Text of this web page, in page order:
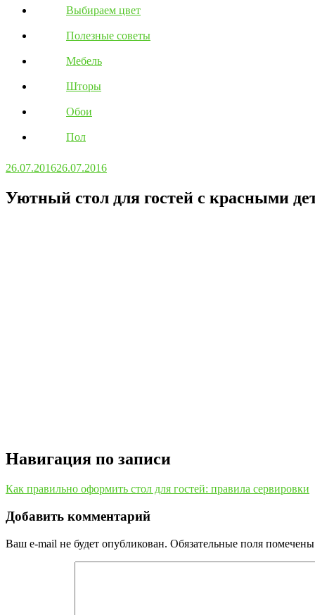
Выбираем цвет
Полезные советы
Мебель
Шторы
Обои
Пол
26.07.201626.07.2016
Уютный стол для гостей с красными
Навигация по записи
Как правильно оформить стол для гостей: правила сервировки
Добавить комментарий
Ваш e-mail не будет опубликован. Обязательные поля помечены